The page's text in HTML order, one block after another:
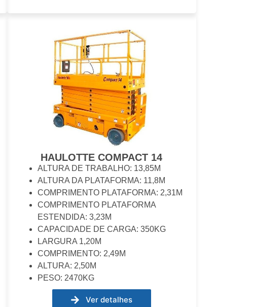
HAULOTTE COMPACT 14
ALTURA DE TRABALHO: 13,85M
ALTURA DA PLATAFORMA: 11,8M
COMPRIMENTO PLATAFORMA: 2,31M
COMPRIMENTO PLATAFORMA
ESTENDIDA: 3,23M
CAPACIDADE DE CARGA: 350KG
LARGURA 1,20M
COMPRIMENTO: 2,49M
ALTURA: 2,50M
PESO: 2470KG
Ver detalhes